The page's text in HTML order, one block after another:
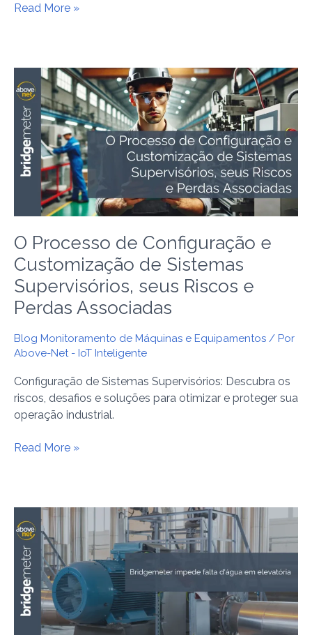
Read More »
O Processo de Configuração e
Customização de Sistemas
Supervisórios, seus Riscos e
Perdas Associadas
Blog Monitoramento de Máquinas e Equipamentos / Por
Above-Net - IoT Inteligente
Configuração de Sistemas Supervisórios: Descubra os
riscos, desafios e soluções para otimizar e proteger sua
operação industrial.
Processo
de
Configuração
Customização
de
Sistemas
Supervisórios,
Riscos
e
Perdas
Associadas
Read More »
Bridgemeter
impede
falta
d’água
em
elevatória
proporciona